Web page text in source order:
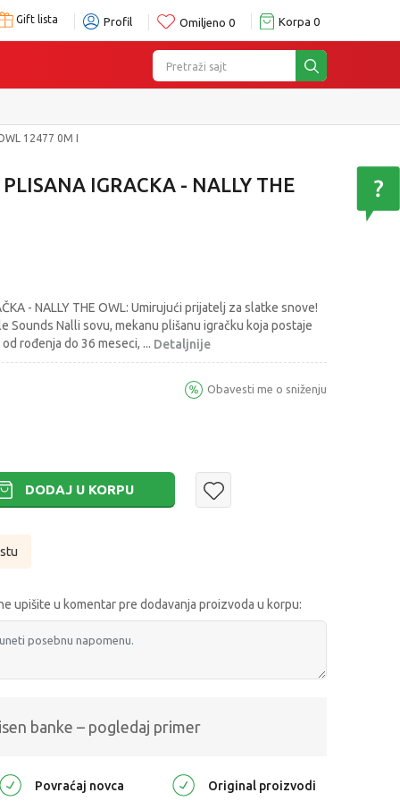
Gift lista Profil Omiljeno 0 Korpa 0
Pretraži sajt
12477 0M I
IGRACKA - NALLY THE
- NALLY THE OWL: Umirujući prijatelj za slatke snove!
Sounds Nalli sovu, mekanu plišanu igračku koja postaje
rođenja do 36 meseci, ... Detaljnije
Obavesti me o sniženju
DODAJ U KORPU
upišite u komentar pre dodavanja proizvoda u korpu:
banke – pogledaj primer
Povraćaj novca Original proizvodi